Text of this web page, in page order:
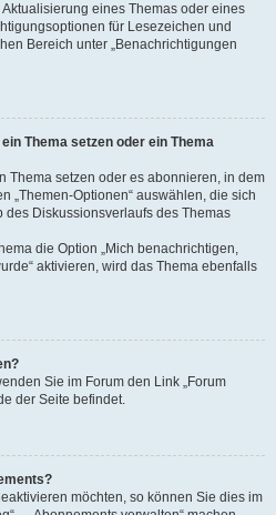
eines Themas oder eines
für Lesezeichen und
Bereich unter „Benachrichtigungen
Thema setzen oder ein Thema
Thema setzen oder es abonnieren, in dem
„Themen-Optionen“ auswählen, die sich
Diskussionsverlaufs des Themas
die Option „Mich benachrichtigen,
aktivieren, wird das Thema ebenfalls
Sie im Forum den Link „Forum
der Seite befindet.
möchten, so können Sie dies im